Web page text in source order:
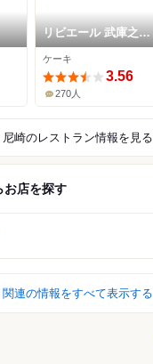
リビエール 武庫之荘
本店
ケーキ
3.56
270人
尼崎のレストラン情報を見る
お店を探す
関連の情報をすべて表示する